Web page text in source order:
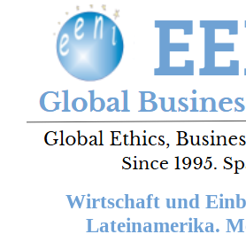
Wirtschaft und
Lateinamerika.